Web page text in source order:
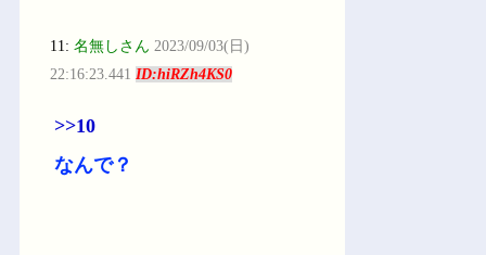
11:名無しさん 2023/09/03(日)
22:16:23.441ID:hiRZh4KS0
>>10
なんで？